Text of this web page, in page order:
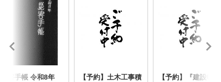
災害手帳 令和8年
【予約】土木工事積
【予約】『建設物